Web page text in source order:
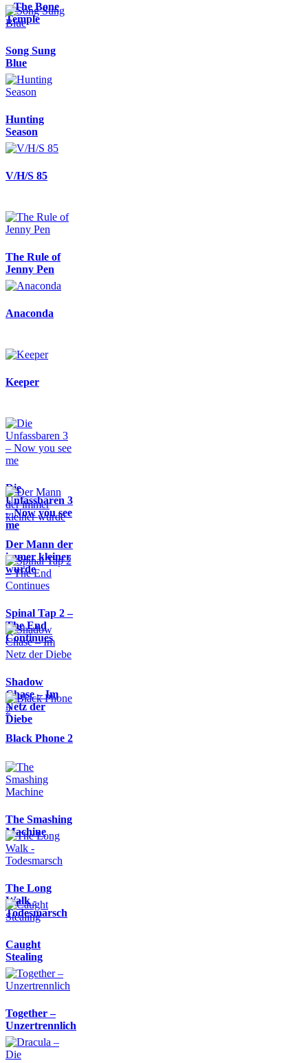
– The Bone
Temple
Song Sung
Blue
Hunting
Season
V/H/S 85
The Rule of
Jenny Pen
Anaconda
Keeper
Die
Unfassbaren 3
– Now you see
me
Der Mann der
immer kleiner
wurde
Spinal Tap 2 –
The End
Continues
Shadow
Chase – Im
Netz der
Diebe
Black Phone 2
The Smashing
Machine
The Long
Walk -
Todesmarsch
Caught
Stealing
Together –
Unzertrennlich